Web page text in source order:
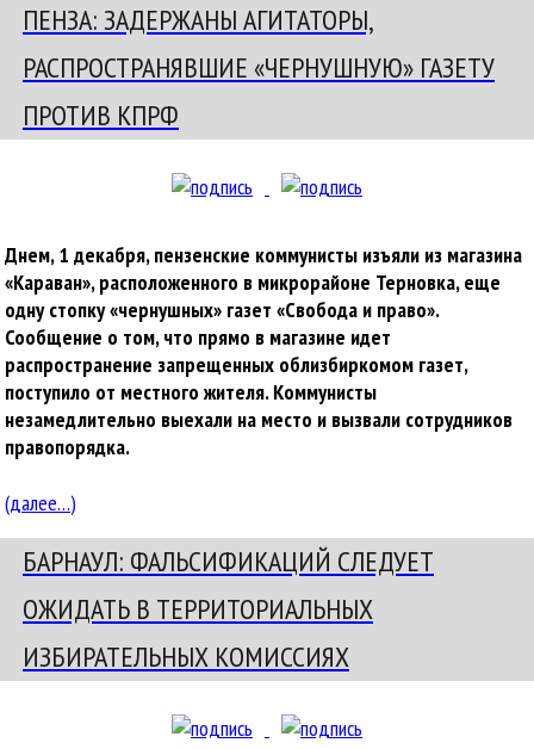
ПЕНЗА: ЗАДЕРЖАНЫ АГИТАТОРЫ,
РАСПРОСТРАНЯВШИЕ «ЧЕРНУШНУЮ» ГАЗЕТУ
ПРОТИВ КПРФ
Днем, 1 декабря, пензенские коммунисты изъяли из магазина
«Караван», расположенного в микрорайоне Терновка, еще
одну стопку «чернушных» газет «Свобода и право».
Сообщение о том, что прямо в магазине идет
распространение запрещенных облизбиркомом газет,
поступило от местного жителя. Коммунисты
незамедлительно выехали на место и вызвали сотрудников
правопорядка.
(далее…)
БАРНАУЛ: ФАЛЬСИФИКАЦИЙ СЛЕДУЕТ
ОЖИДАТЬ В ТЕРРИТОРИАЛЬНЫХ
ИЗБИРАТЕЛЬНЫХ КОМИССИЯХ